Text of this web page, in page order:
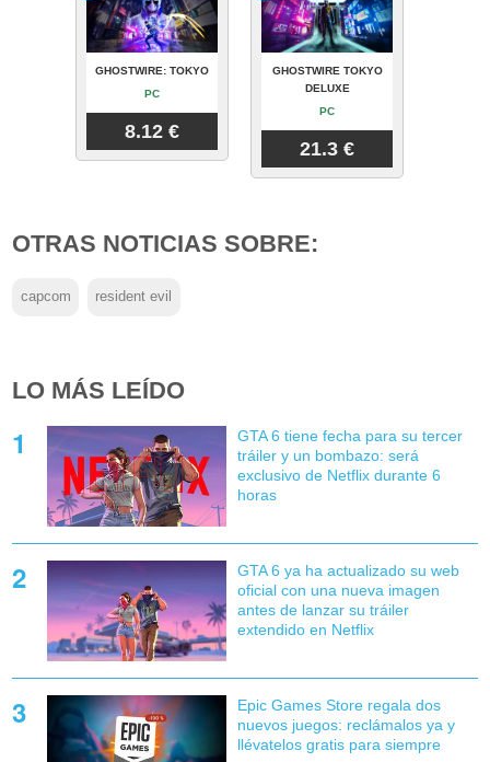
GHOSTWIRE: TOKYO
PC
8.12 €
GHOSTWIRE TOKYO
DELUXE
PC
21.3 €
OTRAS NOTICIAS SOBRE:
capcom resident evil
LO MÁS LEÍDO
GTA 6 tiene fecha para su tercer
tráiler y un bombazo: será
exclusivo de Netflix durante 6
horas
GTA 6 ya ha actualizado su web
oficial con una nueva imagen
antes de lanzar su tráiler
extendido en Netflix
Epic Games Store regala dos
nuevos juegos: reclámalos ya y
llévatelos gratis para siempre